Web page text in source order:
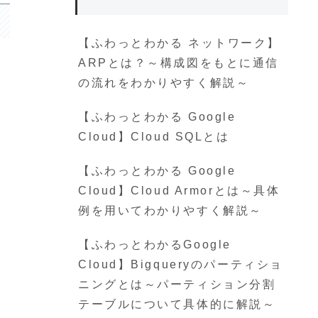
【ふわっとわかる ネットワーク】
ARPとは？～構成図をもとに通信
の流れをわかりやすく解説～
【ふわっとわかる Google
Cloud】Cloud SQLとは
【ふわっとわかる Google
Cloud】Cloud Armorとは～具体
例を用いてわかりやすく解説～
【ふわっとわかるGoogle
Cloud】Bigqueryのパーティショ
ニングとは～パーティション分割
テーブルについて具体的に解説～